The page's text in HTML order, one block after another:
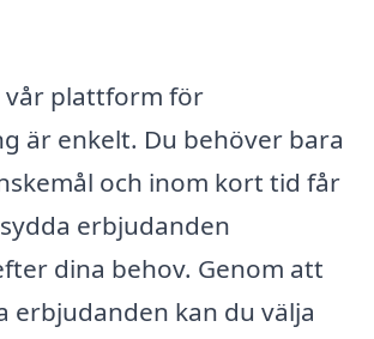
vår plattform för
är enkelt. Du behöver bara
och inom kort tid får
erbjudanden
dina behov. Genom att
erbjudanden kan du välja